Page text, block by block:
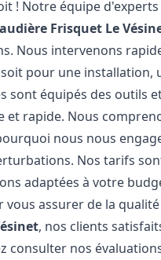
! Notre équipe
Frisquet Le
Nous intervenons
pour une installation,
sont équipés des outils
et rapide. Nous
nous nous
Nos tarifs
adaptées à votre
assurer de la
, nos clients
consulter nos